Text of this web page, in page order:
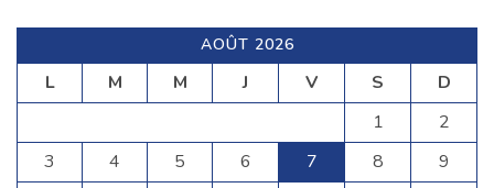
AOÛT 2026
L M M J V S
D
1
2
3
4 5 6 7 8
9